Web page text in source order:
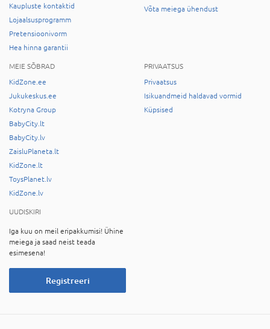
Kaupluste kontaktid
Lojaalsusprogramm
Pretensioonivorm
Hea hinna garantii
Võta meiega ühendust
MEIE SÕBRAD
KidZone.ee
Jukukeskus.ee
Kotryna Group
BabyCity.lt
BabyCity.lv
ZaisluPlaneta.lt
KidZone.lt
ToysPlanet.lv
KidZone.lv
PRIVAATSUS
Privaatsus
Isikuandmeid haldavad vormid
Küpsised
UUDISKIRI
Iga kuu on meil eripakkumisi! Ühine
meiega ja saad neist teada
esimesena!
Registreeri